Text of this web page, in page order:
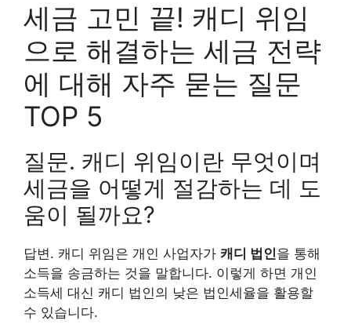
세금 고민 끝! 캐디 위임
으로 해결하는 세금 전략
에 대해 자주 묻는 질문
TOP 5
질문. 캐디 위임이란 무엇이며
세금을 어떻게 절감하는 데 도
움이 될까요?
답변. 캐디 위임은 개인 사업자가 캐디 법인을 통해
소득을 송금하는 것을 말합니다. 이렇게 하면 개인
소득세 대신 캐디 법인의 낮은 법인세율을 활용할
수 있습니다.